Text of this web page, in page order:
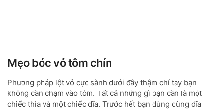
Mẹo bóc vỏ tôm chín
Phương pháp lột vỏ cực sành dưới đây thậm chí tay bạn
không cần chạm vào tôm. Tất cả những gì bạn cần là một
chiếc thìa và một chiếc dĩa. Trước hết bạn dùng dùng dĩa